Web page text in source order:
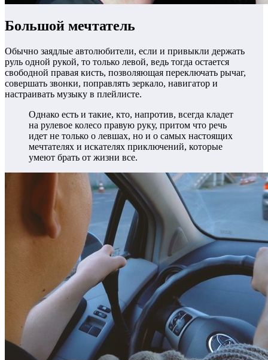
Большой мечтатель
Обычно заядлые автолюбители, если и привыкли держать
руль одной рукой, то только левой, ведь тогда остается
свободной правая кисть, позволяющая переключать рычаг,
совершать звонки, поправлять зеркало, навигатор и
настраивать музыку в плейлисте.
Однако есть и такие, кто, напротив, всегда кладет
на рулевое колесо правую руку, притом что речь
идет не только о левшах, но и о самых настоящих
мечтателях и искателях приключений, которые
умеют брать от жизни все.